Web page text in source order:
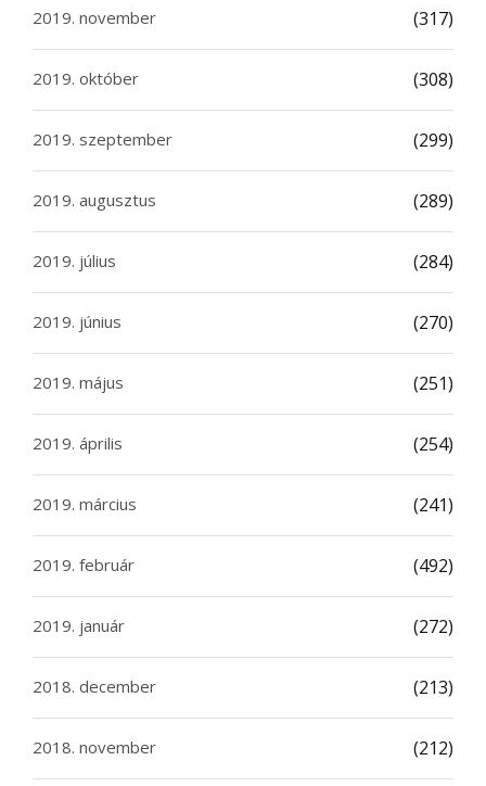
2019. november (317)
2019. október (308)
2019. szeptember (299)
2019. augusztus (289)
2019. július (284)
2019. június (270)
2019. május (251)
2019. április (254)
2019. március (241)
2019. február (492)
2019. január (272)
2018. december (213)
2018. november (212)